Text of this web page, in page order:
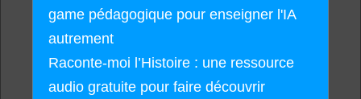
game pédagogique pour enseigner l'IA
autrement
Raconte-moi l’Histoire : une ressource
audio gratuite pour faire découvrir